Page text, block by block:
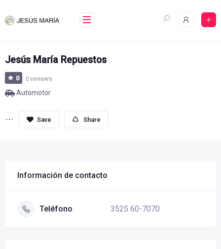
to
Jesús María Repuestos
0 0 reviews
Automotor
Share
Información de contacto
Teléfono 3525 60-7070